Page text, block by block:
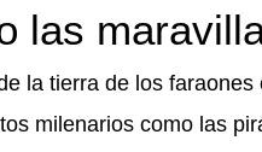
las
la tierra de los
milenarios como las